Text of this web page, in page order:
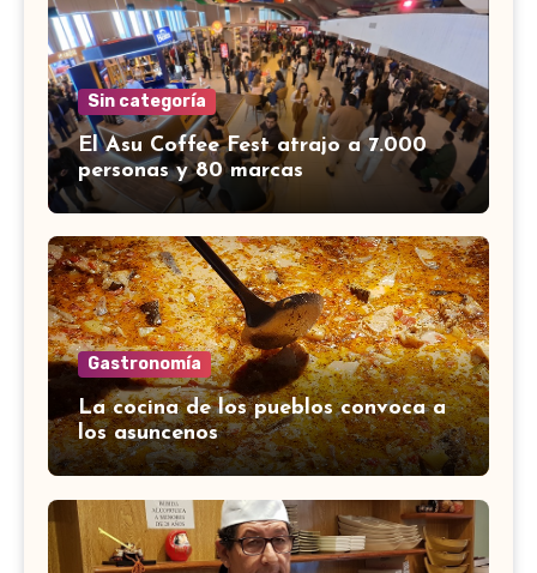
Sin categoría
El Asu Coffee Fest atrajo a 7.000
personas y 80 marcas
Gastronomía
La cocina de los pueblos convoca a
los asuncenos